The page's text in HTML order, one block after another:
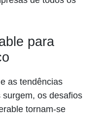
para
as tendências
os desafios
tornam-se